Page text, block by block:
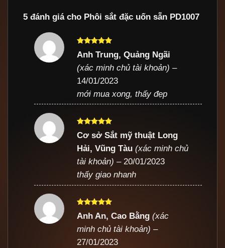
5 đánh giá cho Phôi sắt đặc uốn sẵn PD1007
Được xếp
hạng 55
sao
Anh Trung, Quảng Ngãi
(xác minh chủ tài khoản) –
14/01/2023
mới mua xong, thấy đẹp
Được xếp
sao
Cơ sở Sắt mỹ thuật Long
Hải, Vũng Tàu(xác minh chủ
tài khoản) – 20/01/2023
thấy giao nhanh
Được xếp
5
sao
Anh An, Cao Bằng(xác
minh chủ tài khoản) –
27/01/2023